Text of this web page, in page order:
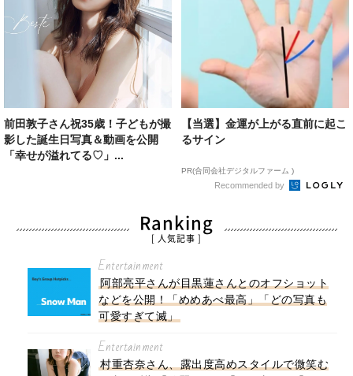
前田敦子さん祝35歳！子どもが撮
影した誕生日写真＆動画を公開
「幸せが溢れてる♡」...
【当選】金運が上がる直前に起こ
るサイン
PR(合同会社デジタルファーム )
Recommended by
Ranking
[ 人気記事 ]
Entertainment
阿部亮平さんが目黒蓮さんとのオフショット
などを公開！「めめあべ最高」「どの写真も
可愛すぎて滅」
Entertainment
村重杏奈さん、露出度高めスタイルで微笑む